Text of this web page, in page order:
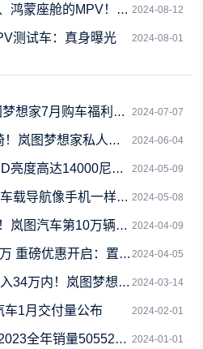
2024-08-12
新款岚图梦想家将于8月15日发布
2024-08-01
测试车：真身曝光
2024-07-07
购车福利：售33.99万起
2024-06-04
私人定制版将于6月1日上市
2024-05-09
14000尼特 比手机还亮2倍
2024-05-08
样便捷 可以彻底扔掉手机支架
2024-04-09
第10万辆下线：华为祝贺
2024-04-05
开启：置换补贴至高50000元
2024-03-14
岚图梦想家两款新车型上市
2024-02-01
车1月交付量公布
2024-01-01
量50552辆 同比暴增160%